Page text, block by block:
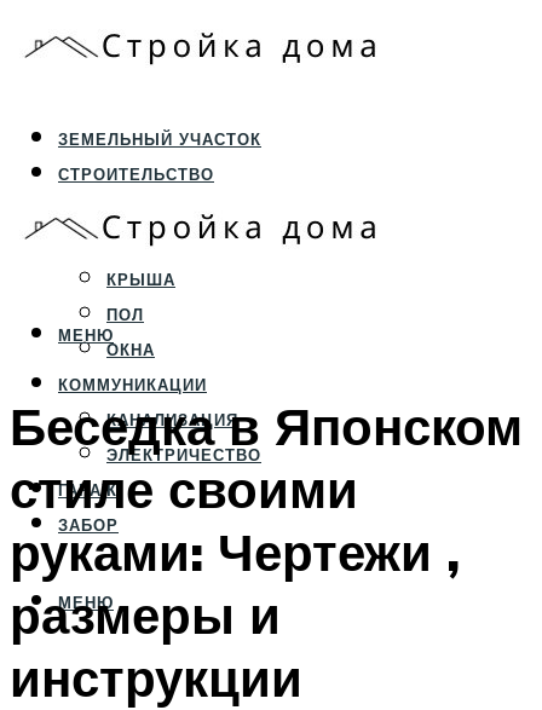
ЗЕМЕЛЬНЫЙ УЧАСТОК
СТРОИТЕЛЬСТВО
ФУНДАМЕНТ И ЦОКОЛЬ
ПЕРЕКРЫТИЯ И СТЕНЫ
КРЫША
ПОЛ
ОКНА
КОММУНИКАЦИИ
КАНАЛИЗАЦИЯ
ЭЛЕКТРИЧЕСТВО
ГАРАЖ
ЗАБОР
МЕНЮ
МЕНЮ
Беседка в Японском
стиле своими
руками: Чертежи ,
размеры и
инструкции